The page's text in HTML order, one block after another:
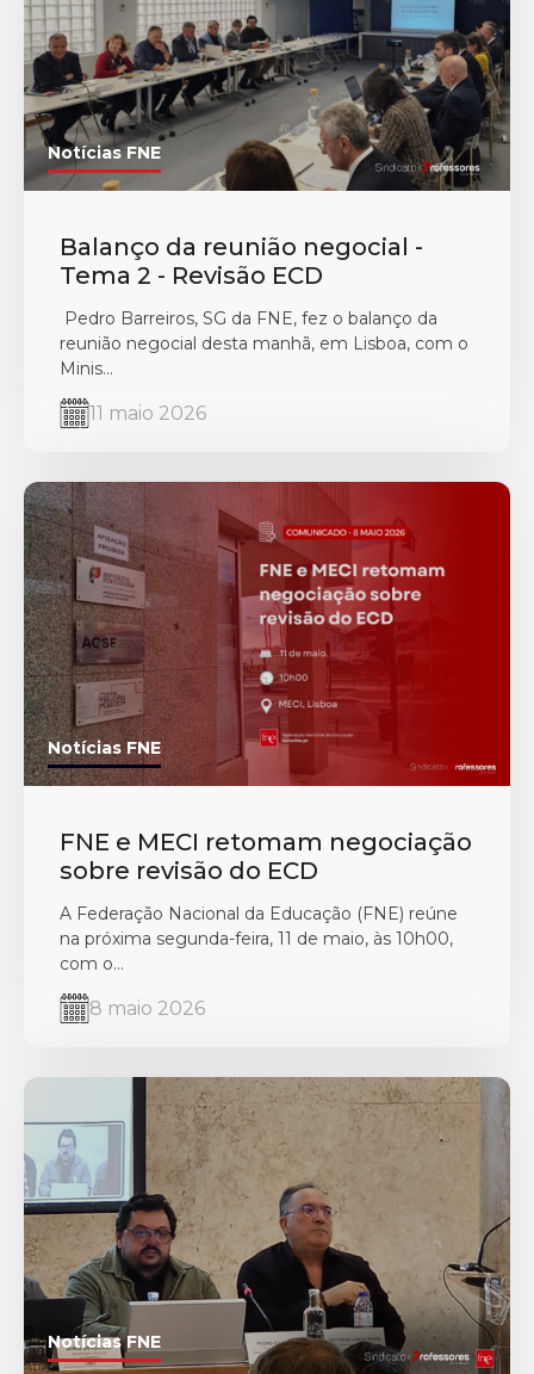
Notícias FNE
Balanço da reunião negocial -
Tema 2 - Revisão ECD
Pedro Barreiros, SG da FNE, fez o balanço da
reunião negocial desta manhã, em Lisboa, com o
Minis...
11 maio 2026
Notícias FNE
FNE e MECI retomam negociação
sobre revisão do ECD
A Federação Nacional da Educação (FNE) reúne
na próxima segunda-feira, 11 de maio, às 10h00,
com o...
8 maio 2026
Notícias FNE